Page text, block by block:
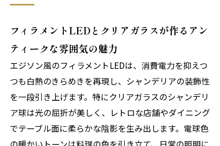
フィラメントLEDとクリアガラスが作るアン
ティークな雰囲気の魅力
エジソン風のフィラメントLEDは、消費電力を抑えつ
つも白熱のきらめきを再現し、シャンデリアの装飾性
を一段引き上げます。特にクリアガラスのシャンデリ
ア球は光の屈折が美しく、レトロな店舗やダイニング
でテーブル面に柔らかな陰影を生み出します。電球色